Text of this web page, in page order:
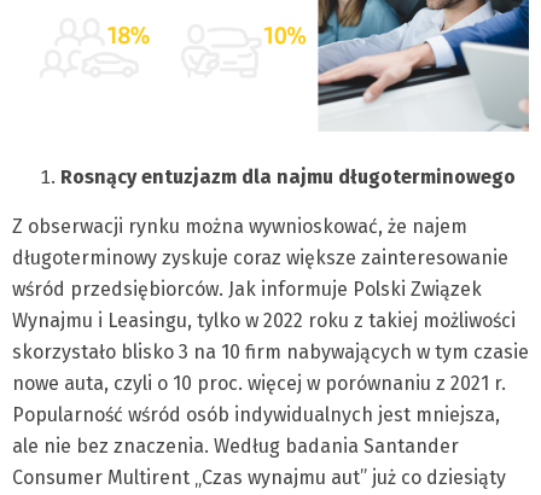
Rosnący entuzjazm dla najmu długoterminowego
Z obserwacji rynku można wywnioskować, że najem
długoterminowy zyskuje coraz większe zainteresowanie
wśród przedsiębiorców. Jak informuje Polski Związek
Wynajmu i Leasingu, tylko w 2022 roku z takiej możliwości
skorzystało blisko 3 na 10 firm nabywających w tym czasie
nowe auta, czyli o 10 proc. więcej w porównaniu z 2021 r.
Popularność wśród osób indywidualnych jest mniejsza,
ale nie bez znaczenia. Według badania Santander
Consumer Multirent „Czas wynajmu aut” już co dziesiąty